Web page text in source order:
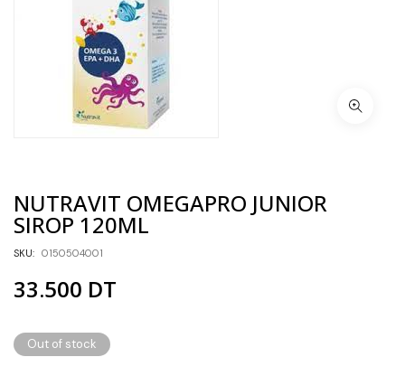
NUTRAVIT OMEGAPRO JUNIOR
SIROP 120ML
SKU: 0150504001
33.500 DT
Out of stock